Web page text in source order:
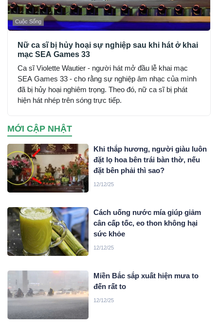
Cuộc Sống
Nữ ca sĩ bị hủy hoại sự nghiệp sau khi hát ở khai
mạc SEA Games 33
Ca sĩ Violette Wautier - người hát mở đầu lễ khai mạc
SEA Games 33 - cho rằng sự nghiệp âm nhạc của mình
đã bị hủy hoại nghiêm trọng. Theo đó, nữ ca sĩ bị phát
hiện hát nhép trên sóng trực tiếp.
MỚI CẬP NHẬT
Khi thắp hương, người giàu luôn
đặt lọ hoa bên trái bàn thờ, nếu
đặt bên phải thì sao?
12/12/25
Cách uống nước mía giúp giảm
cân cấp tốc, eo thon không hại
sức khỏe
12/12/25
Miền Bắc sắp xuất hiện mưa to
đến rất to
12/12/25